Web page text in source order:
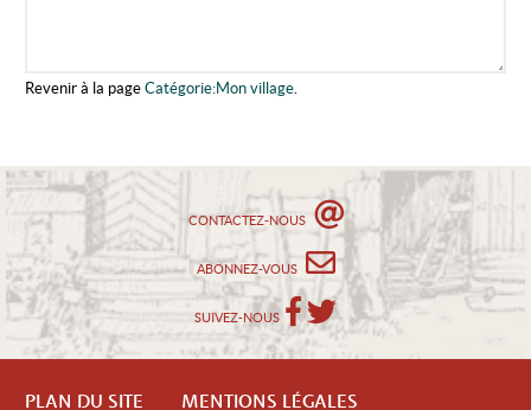
Revenir à la page Catégorie:Mon village.
CONTACTEZ-NOUS
ABONNEZ-VOUS
SUIVEZ-NOUS
PLAN DU SITE MENTIONS LÉGALES